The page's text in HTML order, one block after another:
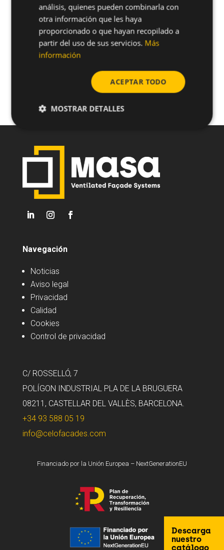
San Antonio, patrón de la construcción:
tradición, seguridad y futuro en la
edificación
Comentarios recientes
No hay comentarios que mostrar.
Navegación
Noticias
Aviso legal
Privacidad
Calidad
Cookies
Control de privacidad
C/ ROSSELLÓ, 7
POLÍGON INDUSTRIAL PLA DE LA BRUGUERA
08211, CASTELLAR DEL VALLÈS, BARCELONA.
+34 93 588 05 19
info@celofacades.com
Descarga
nuestro
catálogo
Financiado por la Unión Europea – NextGenerationEU
análisis, quienes pueden combinarla con
otra información que les haya
proporcionado o que hayan recopilado a
partir del uso de sus servicios. Más
información
ACEPTAR TODO
MOSTRAR DETALLES